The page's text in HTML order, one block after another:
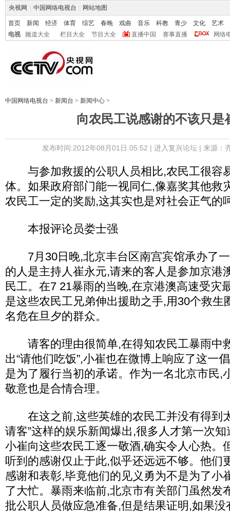
央视网 中国网络电视台 网站地图
首页 新闻 经济 体育 综艺 春晚 戏曲 音乐 科教 青少 文化
艺术
电视
频道大全 栏目大全 节目大全 直播中国 赛事直播 网络
中国网络电视台 > 新闻台 > 新闻中心 >
向农民工说感谢的不该只是
发布时间:2012年08月01日 05:52 | 进入复兴论坛| 来源：
与参加救援的公职人员相比,农民工很容
体。如果政府部门能一视同仁,像嘉奖其他救
农民工一定的奖励,这其实也是对社会正气的
本报评论员娄士强
7月30日晚,北京丰台区南宫宾馆承办了一
的人是主持人崔永元,请来的客人是参加京港
民工。在7 21暴雨的当晚,在京港澳高速受灾
是这些农民工兄弟伸出援助之手,用30个救生
名危在旦夕的群众。
请客的理由很简单,在得知农民工暴雨中
出“请他们吃饭”,小崔也在微博上响应了这一
是为了履行当初的承诺。作为一名北京市民,
敬意也是合情合理。
在这之前,这些英雄的农民工并没有得到
请客”这样的娱乐新闻爆出,很多人才第一次
小崔向这些农民工逐一敬酒,确实令人心热。
听到的感谢仅止于此,似乎还远远不够。他们
感谢和表彰,毕竟他们的见义勇为不是为了小
了大忙。暴雨来临前,北京市有关部门虽然发
批公职人员做应急准备,但是结果证明,如果